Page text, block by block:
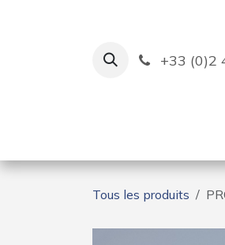
+33 (0)2
Tous les produits